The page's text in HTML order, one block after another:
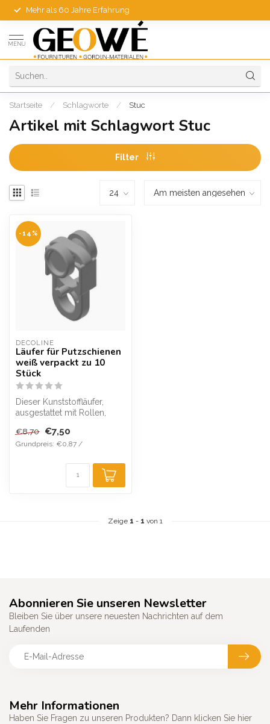
Mehr als 60 Jahre Erfahrung
MENU
Startseite / Schlagworte / Stuc
Artikel mit Schlagwort Stuc
Filter
-14%
DECOLINE
Läufer für Putzschienen
weiß verpackt zu 10
Stück
Dieser Kunststoffläufer,
ausgestattet mit Rollen,
um ...
€8,70 €7,50
Grundpreis: €0,87 /
Zeige 1 - 1 von 1
Mehr Informationen
Haben Sie Fragen zu unseren Produkten? Dann klicken Sie hier
Abonnieren Sie unseren Newsletter
Bleiben Sie über unsere neuesten Nachrichten auf dem
Laufenden